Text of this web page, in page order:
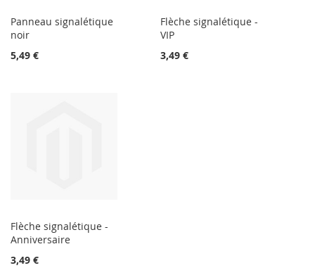
Panneau signalétique
noir
5,49 €
Flèche signalétique -
VIP
3,49 €
Flèche signalétique -
Anniversaire
3,49 €